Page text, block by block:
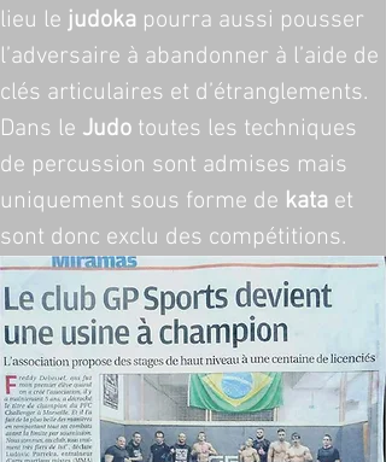
lieu le judoka pourra aussi pousser
l’adversaire à abandonner à l’aide de
clés articulaires et d’étranglements.
Dans le Judo toutes les techniques
de percussion sont admises mais
uniquement sous forme de kata et
sont donc exclu des compétitions.